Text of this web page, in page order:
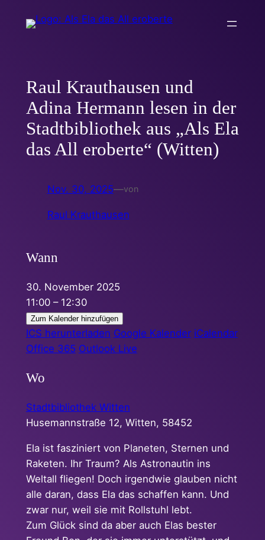
Inhalt
Raul Krauthausen und
Adina Hermann lesen in der
Stadtbibliothek aus „Als Ela
das All eroberte“ (Witten)
Nov. 30, 2025—von
Raul Krauthausen
Wann
30. November 2025
11:00 – 12:30
Zum Kalender hinzufügen
ICS herunterladen Google Kalender iCalendar
Office 365 Outlook Live
Wo
Stadtbibliothek Witten
Husemannstraße 12, Witten, 58452
Ela ist fasziniert von Planeten, Sternen und
Raketen. Ihr Traum? Als Astronautin ins
Weltall fliegen! Doch irgendwie glauben nicht
alle daran, dass Ela das schaffen kann. Und
zwar nur, weil sie mit Rollstuhl lebt.
Zum Glück sind da aber auch Elas bester